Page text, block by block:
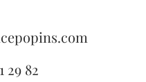
29 82